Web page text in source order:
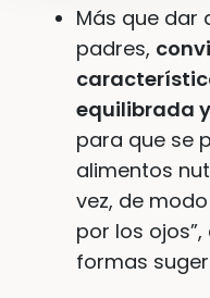
Más que dar
padres,
equilibrada
para que se
alimentos
vez, de
por los
formas